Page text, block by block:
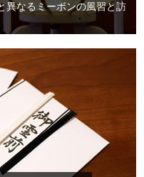
異なるミーボンの風習と訪